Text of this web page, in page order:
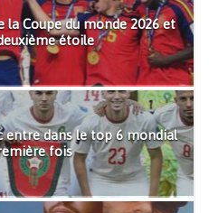
la Coupe du monde 2026 et
étoile
entre dans le top 6 mondial
fois